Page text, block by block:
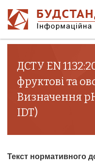
ДСТУ EN
фруктові та
Визначення
IDT)
Текст нормативного